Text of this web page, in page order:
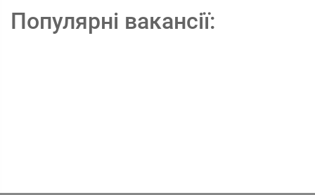
Популярні вакансії: